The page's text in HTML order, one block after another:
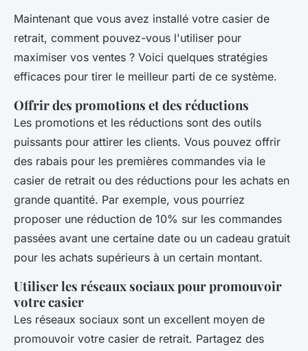
Maintenant que vous avez installé votre casier de
retrait, comment pouvez-vous l'utiliser pour
maximiser vos ventes ? Voici quelques stratégies
efficaces pour tirer le meilleur parti de ce système.
Offrir des promotions et des réductions
Les promotions et les réductions sont des outils
puissants pour attirer les clients. Vous pouvez offrir
des rabais pour les premières commandes via le
casier de retrait ou des réductions pour les achats en
grande quantité. Par exemple, vous pourriez
proposer une réduction de 10% sur les commandes
passées avant une certaine date ou un cadeau gratuit
pour les achats supérieurs à un certain montant.
Utiliser les réseaux sociaux pour promouvoir
votre casier
Les réseaux sociaux sont un excellent moyen de
promouvoir votre casier de retrait. Partagez des